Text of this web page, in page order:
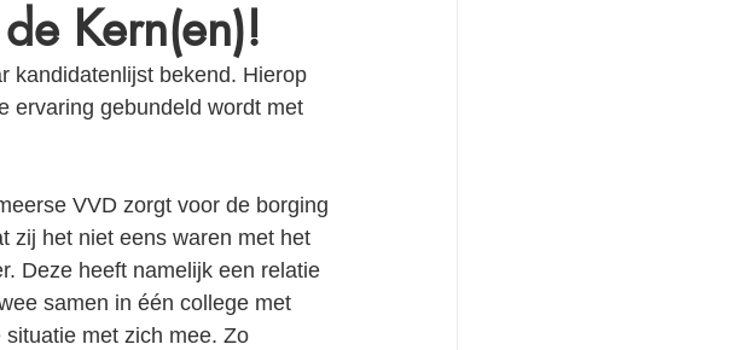
Kern(en)!
kandidatenlijst bekend. Hierop
ervaring gebundeld wordt met
VVD zorgt voor de borging
zij het niet eens waren met het
Deze heeft namelijk een relatie
samen in één college met
met zich mee. Zo